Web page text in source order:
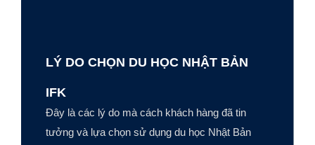
LÝ DO CHỌN DU HỌC NHẬT BẢN
IFK
Đây là các lý do mà cách khách hàng đã tin
tưởng và lựa chọn sử dụng du học Nhật Bản